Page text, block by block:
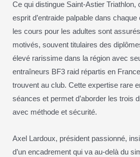
Ce qui distingue Saint-Astier Triathlon,
esprit d’entraide palpable dans
les cours pour les adultes sont
motivés, souvent titulaires des
élevé rarissime dans la région avec
entraîneurs BF3 raid répartis en
trouvent au club. Cette expertise rare
séances et permet d’aborder les trois
avec méthode et sécurité.
Axel Lardoux, président passionné,
d’un encadrement qui va au-delà du